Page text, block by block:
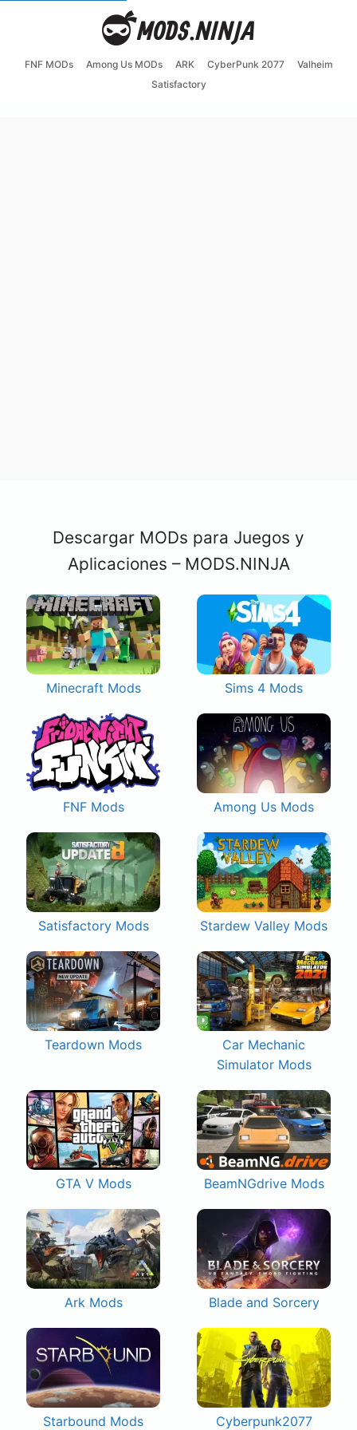
FNF MODs Among Us MODs ARK CyberPunk 2077
Valheim
Satisfactory
Descargar MODs para Juegos y
Aplicaciones – MODS.NINJA
Minecraft Mods Sims 4 Mods
FNF Mods Among Us Mods
Satisfactory Mods Stardew Valley Mods
Teardown Mods
Car Mechanic
Simulator Mods
GTA V Mods BeamNGdrive Mods
Ark Mods Blade and Sorcery
Starbound Mods Cyberpunk2077